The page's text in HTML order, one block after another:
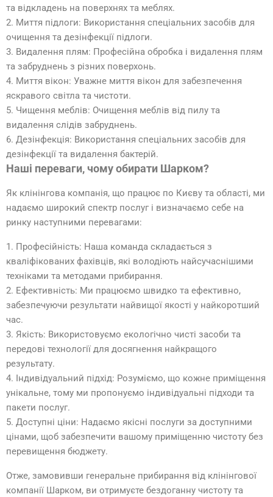
та відкладень на поверхнях та меблях.
2. Миття підлоги: Використання спеціальних засобів для
очищення та дезінфекції підлоги.
3. Видалення плям: Професійна обробка і видалення плям
та забруднень з різних поверхонь.
4. Миття вікон: Уважне миття вікон для забезпечення
яскравого світла та чистоти.
5. Чищення меблів: Очищення меблів від пилу та
видалення слідів забруднень.
6. Дезінфекція: Використання спеціальних засобів для
дезінфекції та видалення бактерій.
Наші переваги, чому обирати Шарком?
Як клінінгова компанія, що працює по Києву та області, ми
надаємо широкий спектр послуг і визначаємо себе на
ринку наступними перевагами:
1. Професійність: Наша команда складається з
кваліфікованих фахівців, які володіють найсучаснішими
техніками та методами прибирання.
2. Ефективність: Ми працюємо швидко та ефективно,
забезпечуючи результати найвищої якості у найкоротший
час.
3. Якість: Використовуємо екологічно чисті засоби та
передові технології для досягнення найкращого
результату.
4. Індивідуальний підхід: Розуміємо, що кожне приміщення
унікальне, тому ми пропонуємо індивідуальні підходи та
пакети послуг.
5. Доступні ціни: Надаємо якісні послуги за доступними
цінами, щоб забезпечити вашому приміщенню чистоту без
перевищення бюджету.
Отже, замовивши генеральне прибирання від клінінгової
компанії Шарком, ви отримуєте бездоганну чистоту та